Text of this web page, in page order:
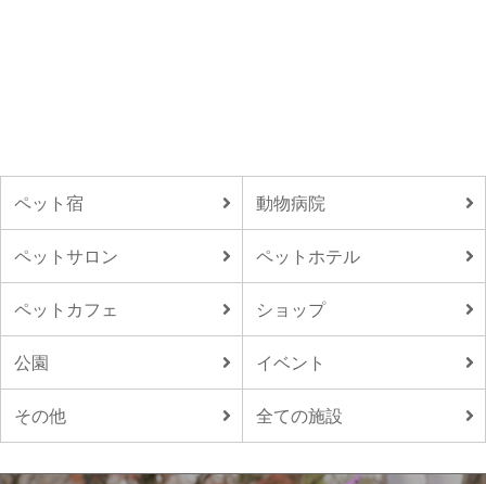
ペット宿 動物病院
ペットサロン ペットホテル
ペットカフェ ショップ
公園 イベント
その他 全ての施設